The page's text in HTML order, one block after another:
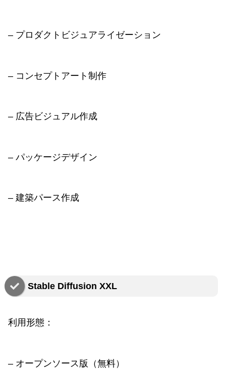
– プロダクトビジュアライゼーション
– コンセプトアート制作
– 広告ビジュアル作成
– パッケージデザイン
– 建築パース作成
Stable Diffusion XXL
利用形態：
– オープンソース版（無料）